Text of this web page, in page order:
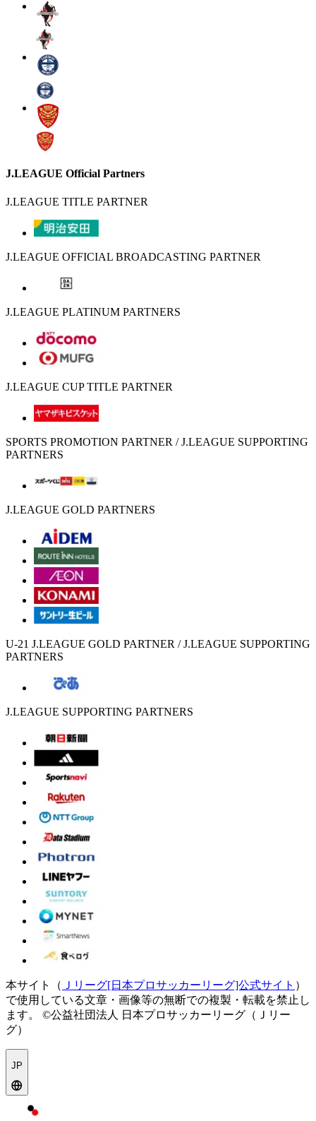
J.LEAGUE Official Partners
J.LEAGUE TITLE PARTNER
J.LEAGUE OFFICIAL BROADCASTING PARTNER
J.LEAGUE PLATINUM PARTNERS
J.LEAGUE CUP TITLE PARTNER
SPORTS PROMOTION PARTNER / J.LEAGUE SUPPORTING
PARTNERS
J.LEAGUE GOLD PARTNERS
U-21 J.LEAGUE GOLD PARTNER / J.LEAGUE SUPPORTING
PARTNERS
J.LEAGUE SUPPORTING PARTNERS
本サイト（ Ｊリーグ[日本プロサッカーリーグ]公式サイト ）
で使用している文章・画像等の無断での複製・転載を禁止し
ます。
©公益社団法人 日本プロサッカーリーグ（Ｊリー
グ）
JP